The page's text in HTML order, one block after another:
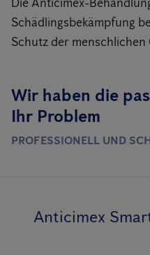
Schädlingsbekämpfung
Schutz der
Wir haben die
Ihr Problem
PROFESSIONELL UND
Anticimex